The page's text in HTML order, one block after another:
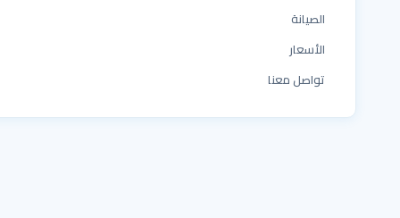
الصيانة
الأسعار
تواصل معنا